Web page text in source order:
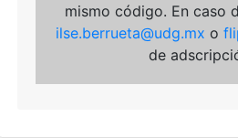
mismo código. En caso
ilse.berrueta@udg.mx o
de